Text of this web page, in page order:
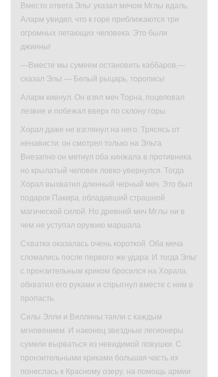
Вместо ответа Эльг указал мечом Мглы вдаль.
Аларм увидел, что к горе приближаются три
огромных летающих человека. Это были
джинны!
—Вместе мы сумеем остановить каббаров,—
сказал Эльг.— Белый рыцарь, торопись!
Аларм кивнул. Он взял меч Торна, поцеловал
лезвие и побежал вверх по склону горы.
Хорал даже не взглянул на него. Трясясь от
ненависти, он смотрел только на Эльга.
Внезапно он метнул оба кинжала в противника,
но крылатый человек ловко увернулся. Тогда
Хорал выхватил длинный черный меч. Это был
подарок Пакира, обладавший страшной
магической силой. Но древний меч Мглы ни в
чем не уступал оружию маршала.
Схватка оказалась очень короткой. Оба меча
сломались после первого же удара. И тогда Эльг
с пронзительным криком бросился на Хорала,
обхватил его руками и спрыгнул вместе с ним в
пропасть.
Силы Элли и Виллины таяли с каждым
мгновением. И наконец звездные легионеры
сумели вырваться из невидимой ловушки. С
пронзительными криками большая часть их
понеслась к Красному озеру, на помощь армии